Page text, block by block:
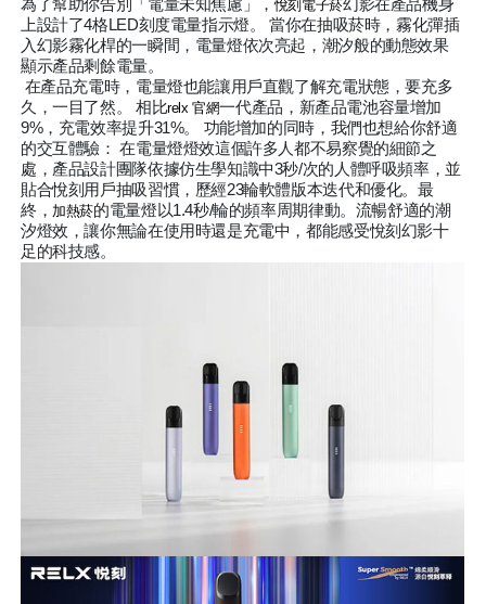
為了幫助你告別「電量未知焦慮」，悅刻電子菸幻影在產品機身
上設計了4格LED刻度電量指示燈。 當你在抽吸菸時，霧化彈插
入幻影霧化桿的一瞬間，電量燈依次亮起，潮汐般的動態效果
顯示產品剩餘電量。
在產品充電時，電量燈也能讓用戶直觀了解充電狀態，要充多
久，一目了然。 相比relx 官網一代產品，新產品電池容量增加
9%，充電效率提升31%。 功能增加的同時，我們也想給你舒適
的交互體驗： 在電量燈燈效這個許多人都不易察覺的細節之
處，產品設計團隊依據仿生學知識中3秒/次的人體呼吸頻率，並
貼合悅刻用戶抽吸習慣，歷經23輪軟體版本迭代和優化。最
終， 加熱菸的電量燈以1.4秒/輪的頻率周期律動。流暢舒適的潮
汐燈效，讓你無論在使用時還是充電中，都能感受悅刻幻影十
足的科技感。